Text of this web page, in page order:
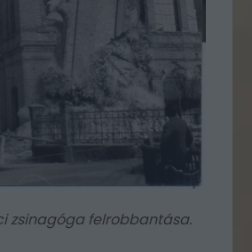
zsinagóga felrobbantása.